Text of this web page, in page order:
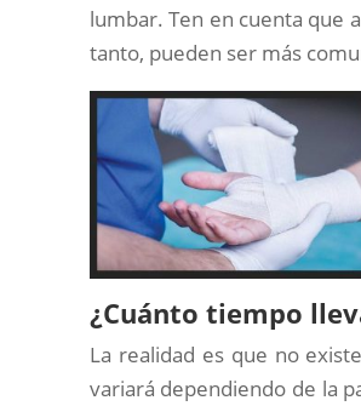
lumbar. Ten en cuenta que
tanto, pueden ser más
¿Cuánto tiempo
La realidad es que no
variará dependiendo de la